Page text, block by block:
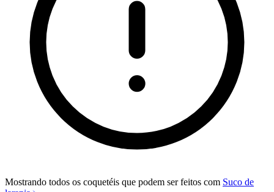
Mostrando todos os coquetéis que podem ser feitos com Suco de